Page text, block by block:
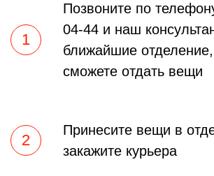
1
Позвоните по
04-44 и наш
ближайшие
сможете отдать вещи
2
Принесите вещи в
закажите курьера